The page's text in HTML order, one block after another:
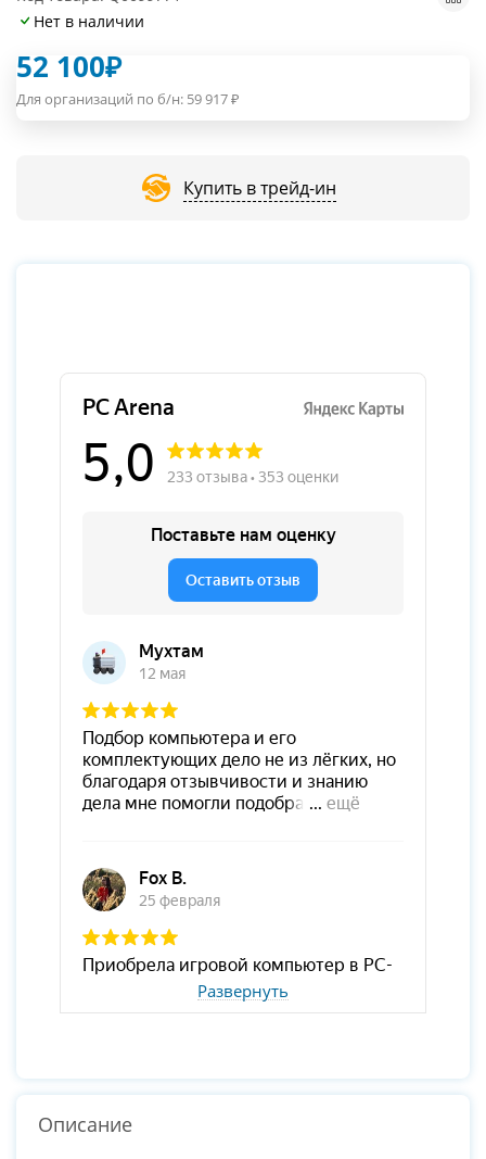
Нет в наличии
52 100₽
Для организаций по б/н: 59 917₽
Купить в трейд-ин
Развернуть
Описание